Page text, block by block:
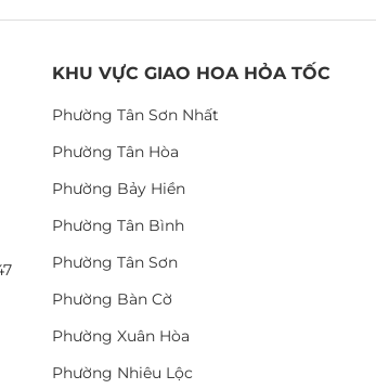
KHU VỰC GIAO HOA HỎA TỐC
Phường Tân Sơn Nhất
Phường Tân Hòa
Phường Bảy Hiền
Phường Tân Bình
Phường Tân Sơn
Phường Bàn Cờ
Phường Xuân Hòa
Phường Nhiêu Lộc